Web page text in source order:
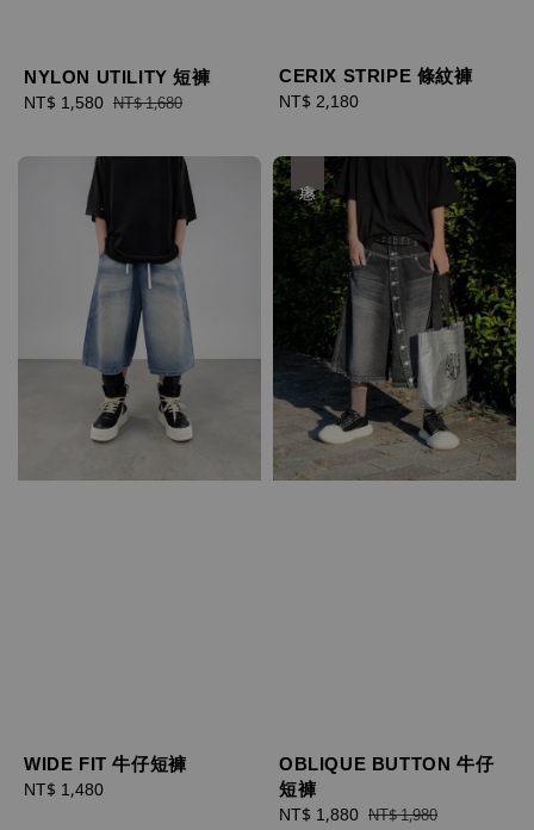
NYLON UTILITY 短褲
Sale
NT$ 1,580 Regular
NT$ 1,680
CERIX STRIPE 條紋褲
Regular
NT$ 2,180
WIDE FIT 牛仔短褲
Regular
NT$ 1,480
OBLIQUE BUTTON 牛仔
短褲
Sale
NT$ 1,880 Regular
NT$ 1,980